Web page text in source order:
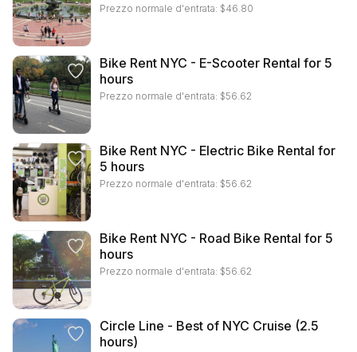
Prezzo normale d'entrata: $46.80
Bike Rent NYC - E-Scooter Rental for 5
hours
Prezzo normale d'entrata: $56.62
Bike Rent NYC - Electric Bike Rental for
5 hours
Prezzo normale d'entrata: $56.62
Bike Rent NYC - Road Bike Rental for 5
hours
Prezzo normale d'entrata: $56.62
Circle Line - Best of NYC Cruise (2.5
hours)